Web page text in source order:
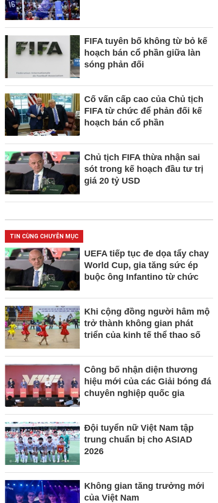
FIFA tuyên bố không từ bỏ kế
hoạch bán cổ phần giữa làn
sóng phản đối
Cố vấn cấp cao của Chủ tịch
FIFA từ chức để phản đối kế
hoạch bán cổ phần
Chủ tịch FIFA thừa nhận sai
sót trong kế hoạch đầu tư trị
giá 20 tỷ USD
TIN CÙNG CHUYÊN MỤC
UEFA tiếp tục đe dọa tẩy chay
World Cup, gia tăng sức ép
buộc ông Infantino từ chức
Khi cộng đồng người hâm mộ
trở thành không gian phát
triển của kinh tế thể thao số
Công bố nhận diện thương
hiệu mới của các Giải bóng đá
chuyên nghiệp quốc gia
Đội tuyển nữ Việt Nam tập
trung chuẩn bị cho ASIAD
2026
Không gian tăng trưởng mới
của Việt Nam